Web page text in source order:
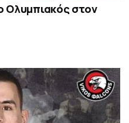
Ολυμπιακός στον